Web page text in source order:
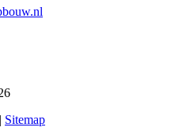
Sitemap